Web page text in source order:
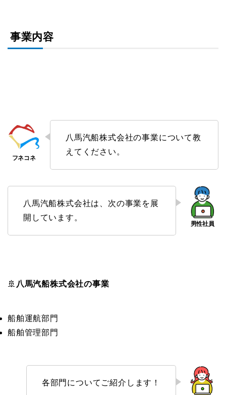
事業内容
八馬汽船株式会社の事業について教
えてください。
八馬汽船株式会社は、次の事業を展
開しています。
🚢 八馬汽船株式会社の事業
船舶運航部門
船舶管理部門
各部門についてご紹介します！